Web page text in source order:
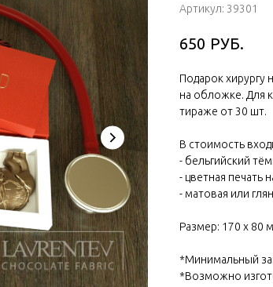
Артикул: 39301
650 РУБ.
Подарок хирургу
на обложке. Для
тираже от 30 шт.
В стоимость
- бельгийский
- цветная печать
- матовая или
Размер: 170 х 80
*Минимальный
*Возможно